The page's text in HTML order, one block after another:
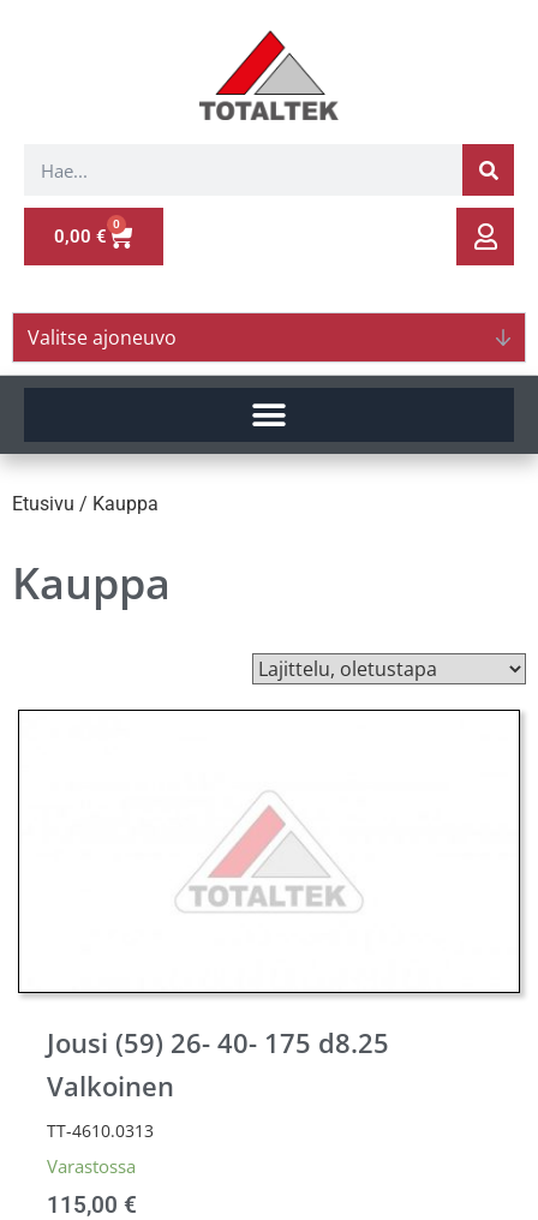
0,00 €
0
Valitse ajoneuvo
Etusivu / Kauppa
Kauppa
Jousi (59) 26- 40- 175 d8.25
Valkoinen
TT-4610.0313
Varastossa
115,00 €